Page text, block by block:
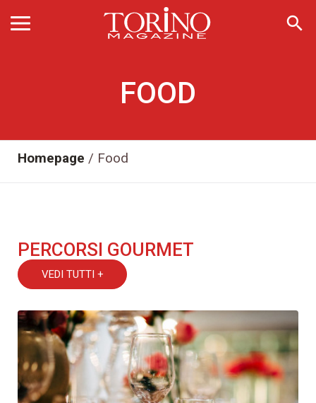
search
FOOD
Homepage / Food
PERCORSI GOURMET
VEDI TUTTI +